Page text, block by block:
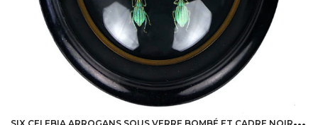
S
IX CELEBIA ARROGANS SOUS VERRE BOMBÉ ET CADRE NOIR INDONÉSIE